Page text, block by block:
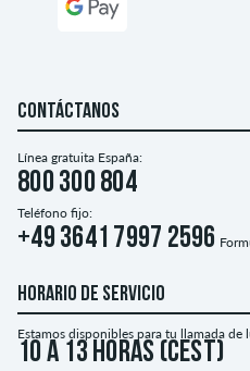
CONTÁCTANOS
Línea gratuita España:
800 300 804
Teléfono fijo:
+49 3641 7997 2596
HORARIO DE SERVICIO
Estamos disponibles para tu llamada de
10 a 13 horas (CEST)